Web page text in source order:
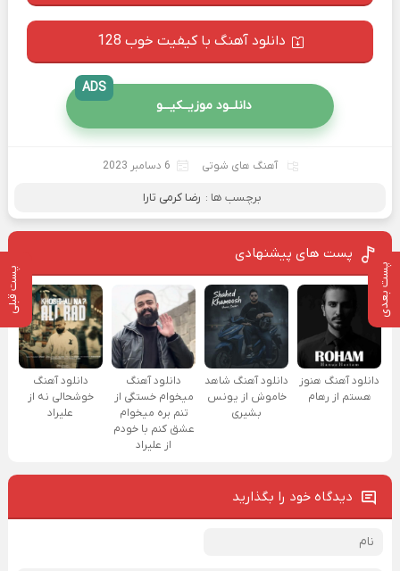
پست بعدی پست قبلی
دانلود آهنگ با کیفیت خوب 128
دانلــود موزیــکیـــو
ADS
آهنگ های شوتی 6 دسامبر 2023
برچسب ها : رضا کرمی تارا
پست های پیشنهادی
دانلود آهنگ هنوز
هستم از رهام
دانلود آهنگ شاهد
خاموش از یونس
بشیری
دانلود آهنگ
میخوام خستگی از
تنم بره میخوام
عشق کنم با خودم
از علیراد
دانلود آهنگ
خوشحالی نه از
علیراد
دیدگاه خود را بگذارید